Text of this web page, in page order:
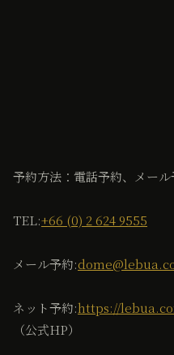
予約方法：電話予約、メー
TEL:+66 (0) 2 624 9555
メール予約:
ネット予約:https://
（公式HP）